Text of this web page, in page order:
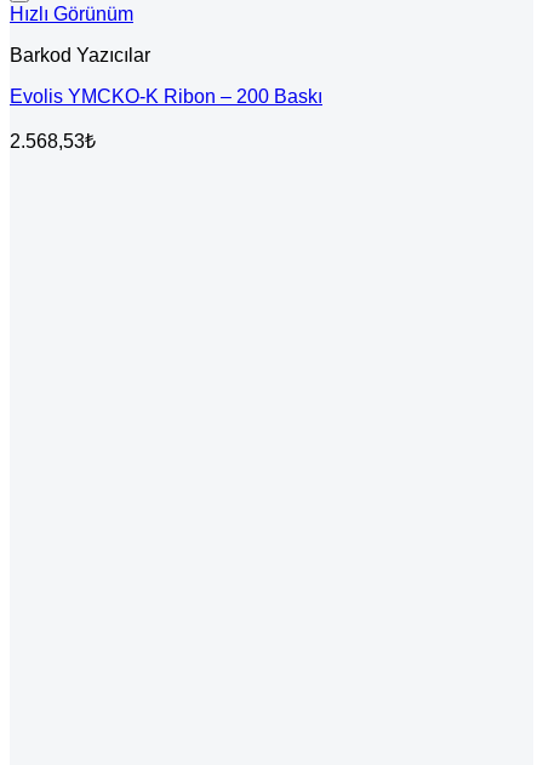
Hızlı Görünüm
Barkod Yazıcılar
Evolis YMCKO-K Ribon – 200 Baskı
2.568,53₺